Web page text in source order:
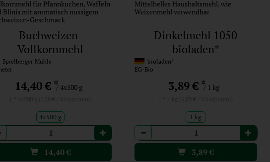
für Pfannkuchen, Waffeln
Blinis mit aromatisch nussigem
Geschmack
Buchweizen-
Vollkornmehl
(Gebindeartikel)
Mühle
14,40 €*/ 4x500 g
4x500 g
14,40€
Mittelhelles Haushaltsmehl, wie
Weizenmehl verwendbar
Dinkelmehl 1050
bioladen*
bioladen*
EG-Bio
3,89 €*/ 1 kg
1 kg
Anzahl
3,89€